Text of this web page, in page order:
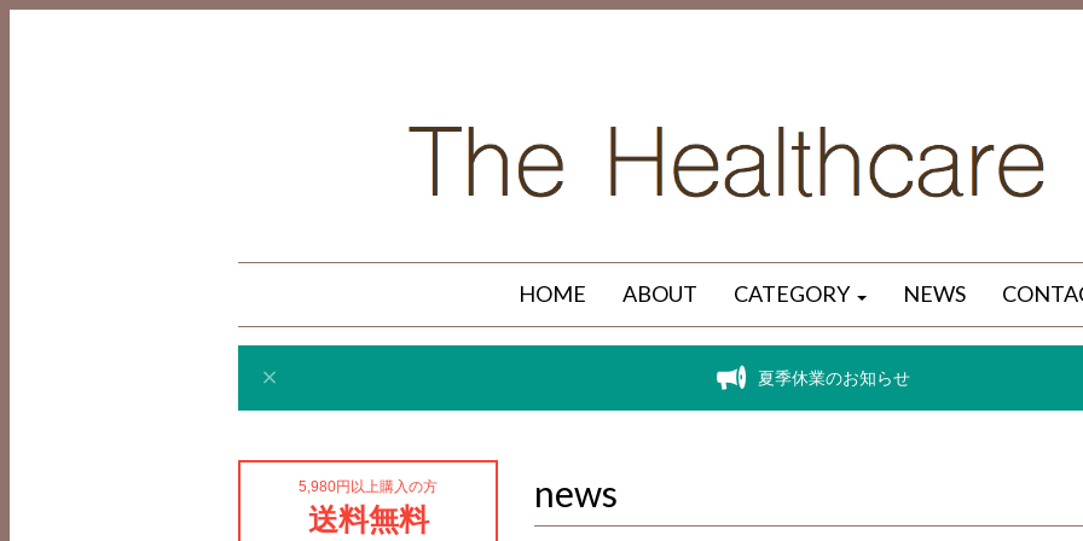
HOME ABOUT CATEGORY NEWS
夏季休業のお知らせ
news
5,980円以上購入の方
送料無料